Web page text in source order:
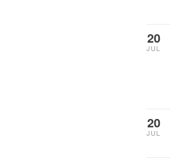
20
JUL
20
JUL